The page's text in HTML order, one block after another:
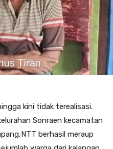
kini tidak terealisasi.
Sonraen kecamatan
berhasil meraup